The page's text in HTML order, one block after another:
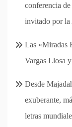
conferencia
invitado por la
Las «Miradas
Vargas Llosa
Desde
exuberante,
letras